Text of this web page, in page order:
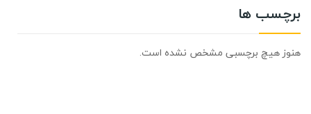
برچسب ها
هنوز هیچ برچسبی مشخص نشده است.